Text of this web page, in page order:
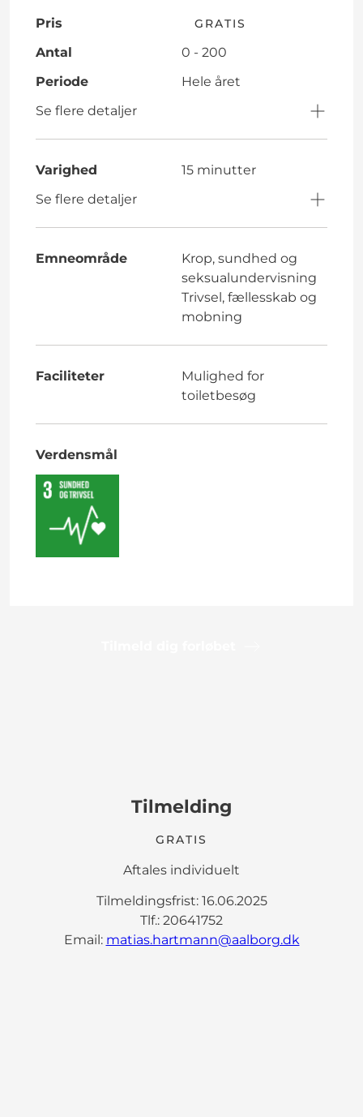
Pris GRATIS
Antal
0 - 200
Periode
Hele året
Se flere detaljer
Varighed
15 minutter
Se flere detaljer
Emneområde
Krop, sundhed og
seksualundervisning
Trivsel, fællesskab og
mobning
Faciliteter
Mulighed for
toiletbesøg
Verdensmål
Tilmelding
GRATIS
Aftales individuelt
Tilmeldingsfrist: 16.06.2025
Tlf.: 20641752
Email: matias.hartmann@aalborg.dk